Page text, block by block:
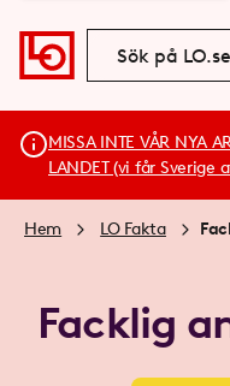
MISSA INTE VÅR NYA
LANDET (vi får Sverige
Hem LO Fakta
Facklig